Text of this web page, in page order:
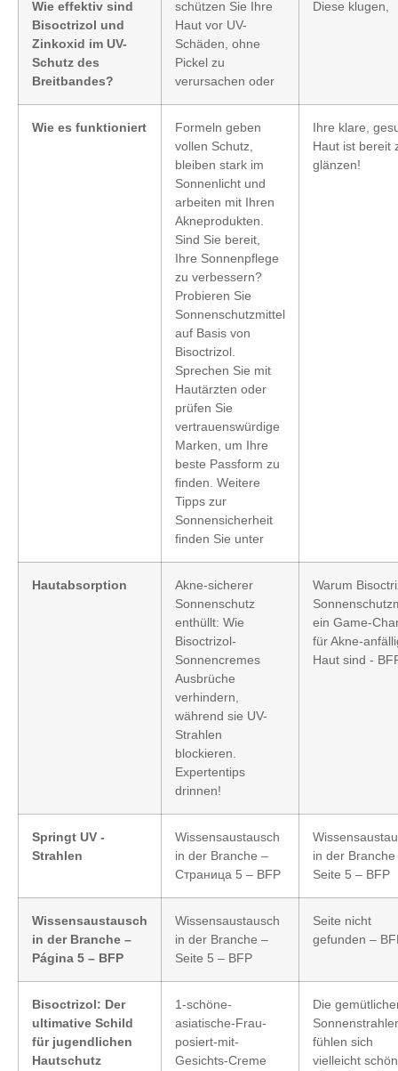
Wie effektiv sind
Bisoctrizol und
Zinkoxid im UV-
Schutz des
Breitbandes?
schützen Sie Ihre
Haut vor UV-
Schäden, ohne
Pickel zu
verursachen oder
Diese klugen,
Wie es funktioniert
Formeln geben
vollen Schutz,
bleiben stark im
Sonnenlicht und
arbeiten mit Ihren
Akneprodukten.
Sind Sie bereit,
Ihre Sonnenpflege
zu verbessern?
Probieren Sie
Sonnenschutzmittel
auf Basis von
Bisoctrizol.
Sprechen Sie mit
Hautärzten oder
prüfen Sie
vertrauenswürdige
Marken, um Ihre
beste Passform zu
finden. Weitere
Tipps zur
Sonnensicherheit
finden Sie unter
Ihre klare,
Haut ist bereit
glänzen!
Hautabsorption
Akne-sicherer
Sonnenschutz
enthüllt: Wie
Bisoctrizol-
Sonnencremes
Ausbrüche
verhindern,
während sie UV-
Strahlen
blockieren.
Expertentips
drinnen!
Warum
ein Game-
für Akne-
Haut sind -
Springt UV -
Strahlen
Wissensaustausch
in der Branche –
Страница 5 – BFP
in der Branche
Seite 5 – BFP
Wissensaustausch
in der Branche –
Página 5 – BFP
Wissensaustausch
in der Branche –
Seite 5 – BFP
Seite nicht
gefunden –
Bisoctrizol: Der
ultimative Schild
für jugendlichen
Hautschutz
1-schöne-
asiatische-Frau-
posiert-mit-
Gesichts-Creme
Die
fühlen sich
vielleicht